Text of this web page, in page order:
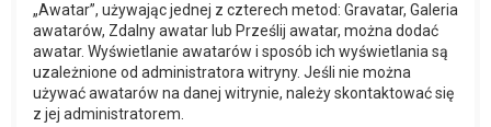
„Awatar”, używając jednej z czterech metod: Gravatar, Galeria
awatarów, Zdalny awatar lub Prześlij awatar, można dodać
awatar. Wyświetlanie awatarów i sposób ich wyświetlania są
uzależnione od administratora witryny. Jeśli nie można
używać awatarów na danej witrynie, należy skontaktować się
z jej administratorem.